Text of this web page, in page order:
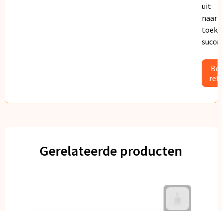
uit
naar
Gerelateerde producten